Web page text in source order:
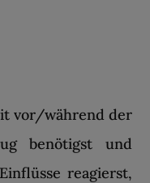
vor/während der
benötigst und
reagierst,